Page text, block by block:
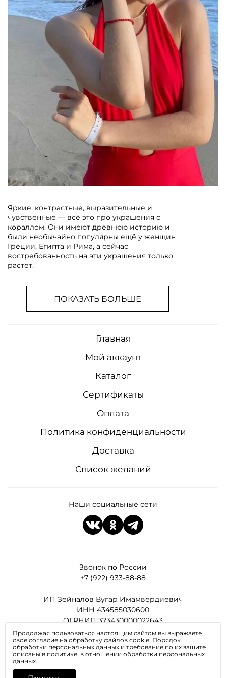
Яркие, контрастные, выразительные и
чувственные — всё это про украшения с
кораллом. Они имеют древнюю историю и
были необычайно популярны ещё у женщин
Греции, Египта и Рима, а сейчас
востребованность на эти украшения только
растёт.
ПОКАЗАТЬ БОЛЬШЕ
Звонок по России
+7 (922) 933-88-88
ИП Зейналов Вугар Имамвердиевич
ИНН 434585030600
ОГРНИП 323430000022643
Все права защищены
Главная
Мой аккаунт
Каталог
Сертификаты
Оплата
Политика конфиденциальности
Доставка
Список желаний
Наши социальные сети
Продолжая пользоваться настоящим сайтом вы выражаете
свое согласие на обработку файлов cookie. Порядок
обработки персональных данных и требование по их защите
описаны в политике, в отношении обработки персональных
данных.